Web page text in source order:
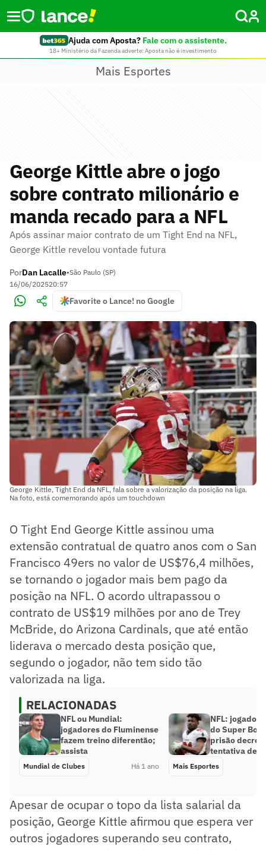
Ajuda com Aposta? Fale com o assistente.
18+ Ministério da Fazenda adverte: Aposta não é investimento
Mais Esportes
George Kittle abre o jogo
sobre contrato milionário e
manda recado para a NFL
Após assinar maior contrato de um Tight End na NFL,
George Kittle revelou vontade futura
PorDan Lacalle•São Paulo (SP)
16/06/202520:57
Favorite o Lance! no Google
George Kittle, Tight End da NFL, fala sobre a valorização da posição na liga.
Na foto, está comemorando após um touchdown
O Tight End George Kittle assinou uma
extensão contratual de quatro anos com o San
Francisco 49ers no valor de US$76,4 milhões,
se tornando o jogador mais bem pago da
posição na NFL. O acordo ultrapassou o
contrato de US$19 milhões por ano de Trey
McBride, do Arizona Cardinals, que até então
liderava o mercado desta posição que,
segundo o jogador, não tem sido tão
valorizada na liga.
RELACIONADAS
NFL ou Mundial:
jogadores do Fluminense
fazem treino diferentão;
assista
Mundial de Clubes Há 1 ano
NFL: jogador
do Super
prisão
tentativa de
Mais Esportes
Apesar de ocupar o topo da lista salarial da
posição, George Kittle afirmou que espera ver
outros jogadores superando seu contrato,